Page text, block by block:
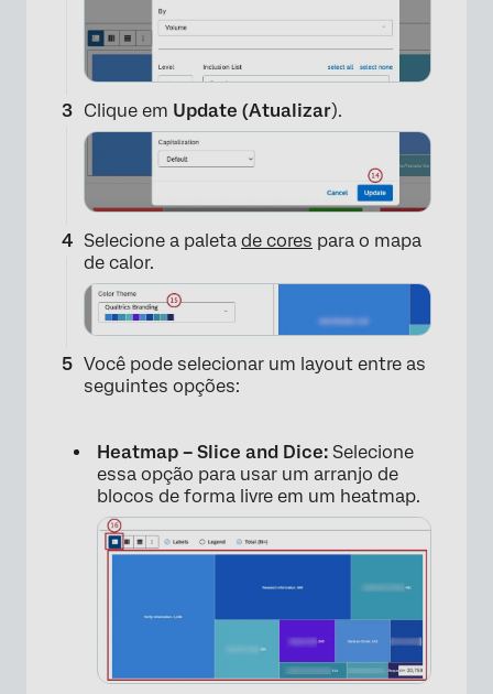
×
Clique em Update (Atualizar).
Selecione a paleta de cores para o mapa
de calor.
Você pode selecionar um layout entre as
seguintes opções:
Heatmap – Slice and Dice: Selecione
essa opção para usar um arranjo de
blocos de forma livre em um heatmap.